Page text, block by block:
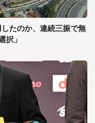
たのか、連続三振で無
択」